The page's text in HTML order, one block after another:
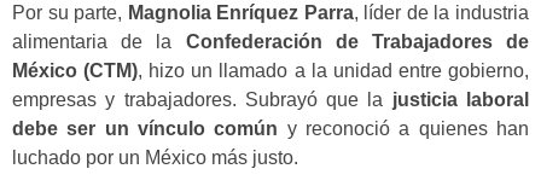
Por su parte, Magnolia Enríquez Parra, líder de la industria
alimentaria de la Confederación de Trabajadores de
México (CTM), hizo un llamado a la unidad entre gobierno,
empresas y trabajadores. Subrayó que la justicia laboral
debe ser un vínculo común y reconoció a quienes han
luchado por un México más justo.